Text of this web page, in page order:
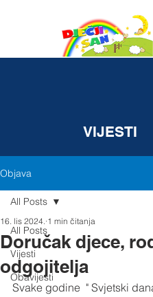
VIJESTI
Objava
All Posts
Vijesti
Obavijesti
All Posts
Doručak djece,
odgojitelja
16. lis 2024. 1 min čitanja
Svake godine  " Svjetski